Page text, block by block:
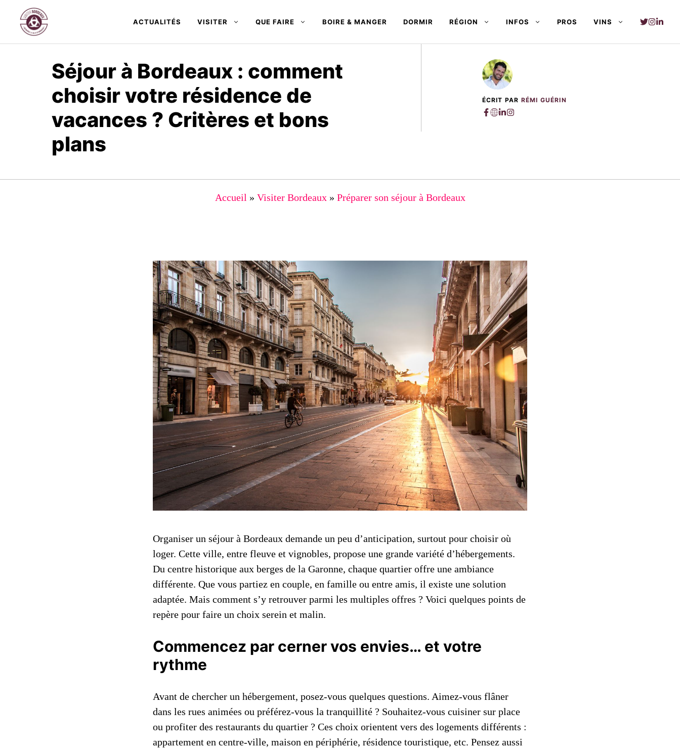
contenu
ACTUALITÉS VISITER QUE FAIRE BOIRE & MANGER DORMIR RÉGION INFOS PROS VINS
Séjour à Bordeaux : comment
choisir votre résidence de
vacances ? Critères et bons
plans
ÉCRIT PAR RÉMI GUÉRIN
Accueil » Visiter Bordeaux» Préparer son séjour à Bordeaux
Organiser un séjour à Bordeaux demande un peu d’anticipation, surtout pour choisir où
loger. Cette ville, entre fleuve et vignobles, propose une grande variété d’hébergements.
Du centre historique aux berges de la Garonne, chaque quartier offre une ambiance
différente. Que vous partiez en couple, en famille ou entre amis, il existe une solution
adaptée. Mais comment s’y retrouver parmi les multiples offres ? Voici quelques points de
repère pour faire un choix serein et malin.
Commencez par cerner vos envies… et votre
rythme
Avant de chercher un hébergement, posez-vous quelques questions. Aimez-vous flâner
dans les rues animées ou préférez-vous la tranquillité ? Souhaitez-vous cuisiner sur place
ou profiter des restaurants du quartier ? Ces choix orientent vers des logements différents :
appartement en centre-ville, maison en périphérie, résidence touristique, etc. Pensez aussi